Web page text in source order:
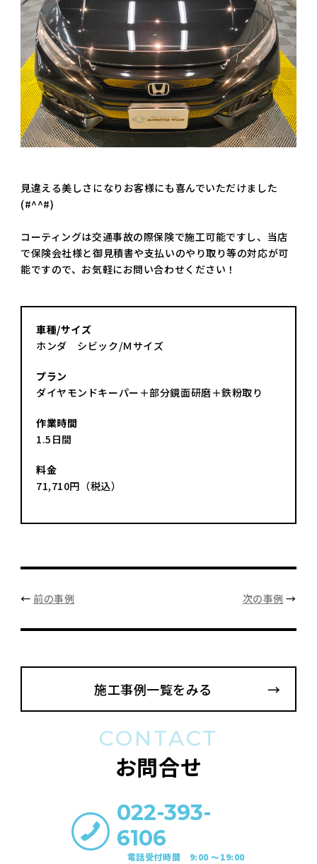
見違える美しさになりお客様にも喜んでいただけました
(#^^#)
コーティングは交通事故の際保険で施工可能ですし、当店
で保険会社様と御見積書や支払いのやり取り等の対応が可
能ですので、お気軽にお問い合わせください！
車種/サイズ
ホンダ シビック/Ｍサイズ
プラン
ダイヤモンドキーパー＋部分鏡面研磨＋鉄粉取り
作業時間
1.5日間
料金
71,710円（税込）
← 前の事例 次の事例 →
施工事例一覧をみる
CONTACT
お問合せ
022-393-
6106
電話受付時間 9:00 〜19:00